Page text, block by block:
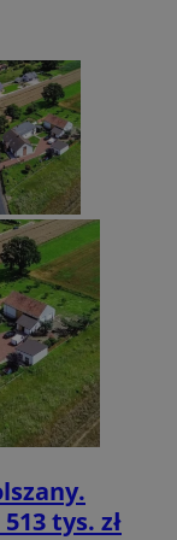
tys. zł